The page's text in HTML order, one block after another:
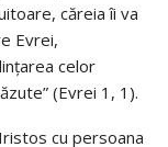
căreia îi va
Evrei,
celor
(Evrei 1, 1).
cu persoana